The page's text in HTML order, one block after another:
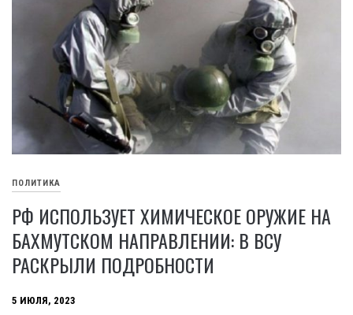
ПОЛИТИКА
РФ ИСПОЛЬЗУЕТ ХИМИЧЕСКОЕ ОРУЖИЕ НА
БАХМУТСКОМ НАПРАВЛЕНИИ: В ВСУ
РАСКРЫЛИ ПОДРОБНОСТИ
5 ИЮЛЯ, 2023